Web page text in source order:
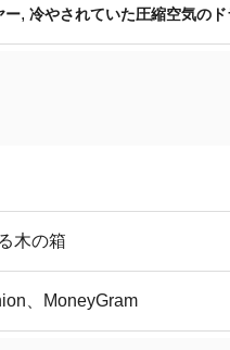
ー, 冷やされていた圧縮空気の
木の箱
、MoneyGram